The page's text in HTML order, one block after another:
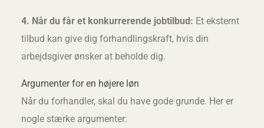
4. Når du får et konkurrerende jobtilbud: Et eksternt
tilbud kan give dig forhandlingskraft, hvis din
arbejdsgiver ønsker at beholde dig.
Argumenter for en højere løn
Når du forhandler, skal du have gode grunde. Her er
nogle stærke argumenter: